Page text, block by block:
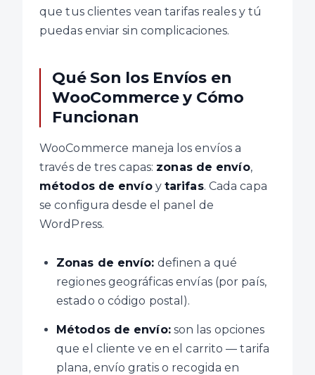
que tus clientes vean tarifas reales y tú
puedas enviar sin complicaciones.
Qué Son los Envíos en
WooCommerce y Cómo
Funcionan
WooCommerce maneja los envíos a
través de tres capas: zonas de envío,
métodos de envíoy tarifas. Cada capa
se configura desde el panel de
WordPress.
Zonas de envío: definen a qué
regiones geográficas envías (por país,
estado o código postal).
Métodos de envío:son las opciones
que el cliente ve en el carrito — tarifa
plana, envío gratis o recogida en